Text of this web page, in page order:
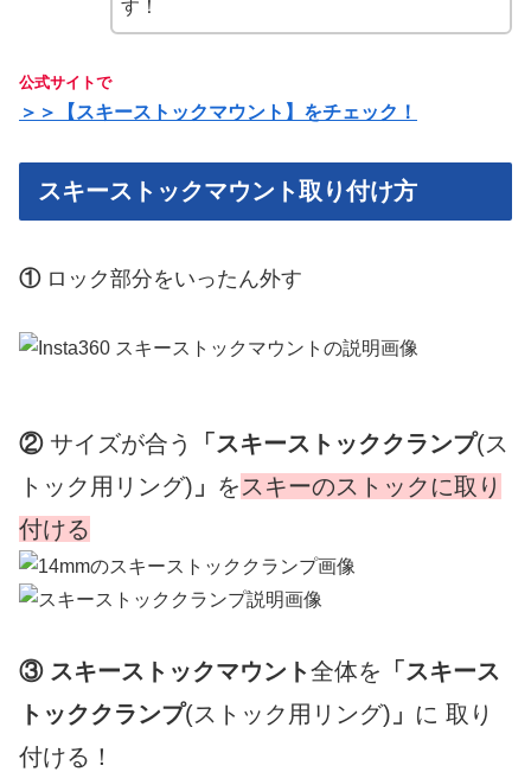
す！
公式サイトで
＞＞【スキーストックマウント】をチェック！
スキーストックマウント取り付け方
①ロック部分をいったん外す
②サイズが合う 「スキーストッククランプ(ス
トック用リング) 」 を スキーのストックに取り
付ける
③ スキーストックマウント全体を 「スキース
トッククランプ(ストック用リング) 」 に 取り
付ける！